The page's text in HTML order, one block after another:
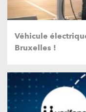
Véhicule
Bruxelles !